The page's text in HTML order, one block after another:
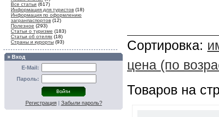
Все статьи (617)
Информация для туристов (18)
Информация по оформлению
загранпаспортов (12)
Полезное (293)
Статьи о туризме (183)
Статьи об отелях (18)
Страны и курорты (93)
» Вход
E-Mail:
Пароль:
Регистрация| Забыли пароль?
Сортировка:
цена (по
Товаров на